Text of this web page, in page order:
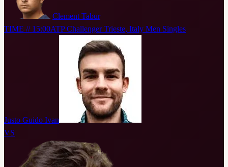
Clement Tabur
TIME // 15:00ATP Challenger Trieste, Italy Men Singles
Justo Guido Ivan
VS